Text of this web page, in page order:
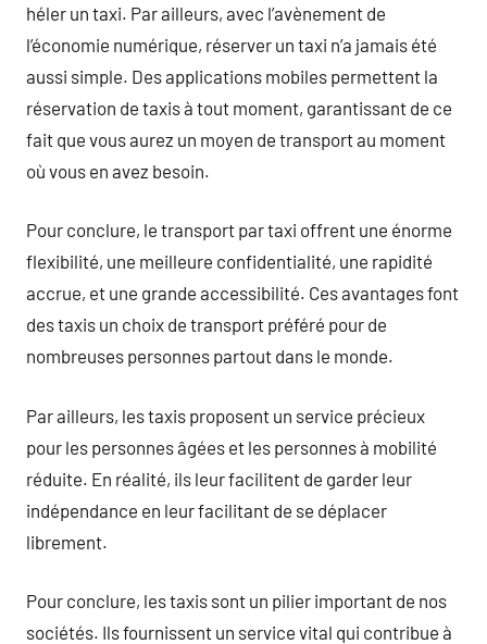
héler un taxi. Par ailleurs, avec l’avènement de
l’économie numérique, réserver un taxi n’a jamais été
aussi simple. Des applications mobiles permettent la
réservation de taxis à tout moment, garantissant de ce
fait que vous aurez un moyen de transport au moment
où vous en avez besoin.
Pour conclure, le transport par taxi offrent une énorme
flexibilité, une meilleure confidentialité, une rapidité
accrue, et une grande accessibilité. Ces avantages font
des taxis un choix de transport préféré pour de
nombreuses personnes partout dans le monde.
Par ailleurs, les taxis proposent un service précieux
pour les personnes âgées et les personnes à mobilité
réduite. En réalité, ils leur facilitent de garder leur
indépendance en leur facilitant de se déplacer
librement.
Pour conclure, les taxis sont un pilier important de nos
sociétés. Ils fournissent un service vital qui contribue à